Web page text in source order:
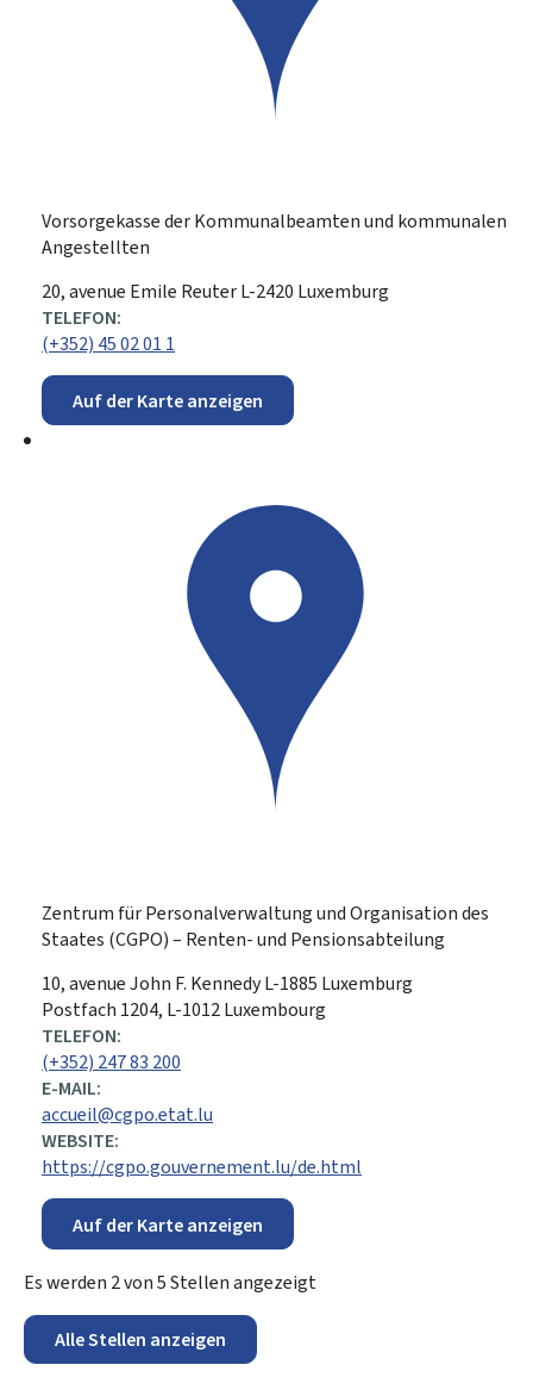
Vorsorgekasse der Kommunalbeamten und kommunalen
Angestellten
ADRESSE:
20, avenue Emile ReuterL-2420 Luxemburg
TELEFON:
(+352) 45 02 01 1
Auf der Karte anzeigen
Zentrum für Personalverwaltung und Organisation des
Staates (CGPO) – Renten- und Pensionsabteilung
ADRESSE:
10, avenue John F. KennedyL-1885 Luxemburg
Postfach 1204, L-1012 Luxembourg
TELEFON:
(+352) 247 83 200
E-MAIL:
accueil@cgpo.etat.lu
WEBSITE:
https://cgpo.gouvernement.lu/de.html
Auf der Karte anzeigen
Es werden 2von5Stellen angezeigt
Alle Stellen anzeigen